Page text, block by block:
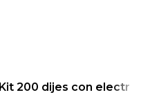
Kit 200 dijes con electr